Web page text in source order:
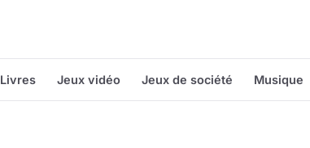
Livres Jeux vidéo Jeux de société Musique